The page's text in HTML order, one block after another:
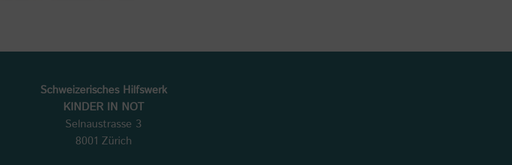
Schweizerisches Hilfswerk
KINDER IN NOT
Selnaustrasse 3
8001 Zürich